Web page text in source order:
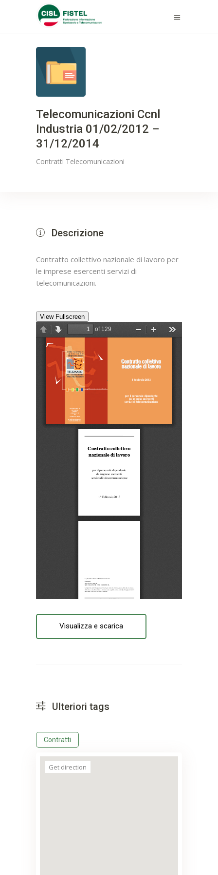
Telecomunicazioni Ccnl
Industria 01/02/2012 –
31/12/2014
Contratti Telecomunicazioni
Descrizione
Contratto collettivo nazionale di lavoro per
le imprese esercenti servizi di
telecomunicazioni.
View Fullscreen
Visualizza e scarica
Ulteriori tags
Contratti
Get direction